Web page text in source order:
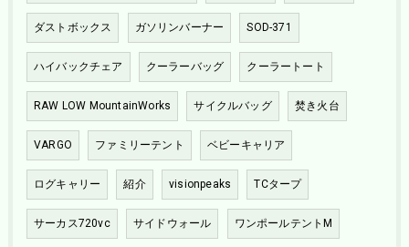
ダストボックス ガソリンバーナー SOD-371
ハイバックチェア クーラーバッグ クーラートート
RAW LOW MountainWorks サイクルバッグ 焚き火台
VARGO ファミリーテント ベビーキャリア
ログキャリー 紹介 visionpeaks TCタープ
サーカス720vc サイドウォール ワンポールテントM